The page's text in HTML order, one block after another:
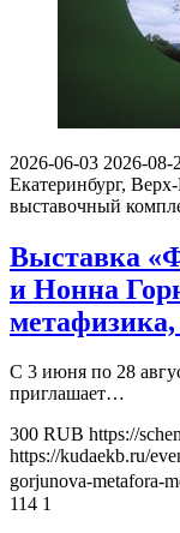
2026-06-03 2026-08-
Екатеринбург,
выставочный
Выставка
и Нонна
С 3 июня по 28
приглашает…
300 RUB https://
https://kudaekb.ru/
gorjunova-metafora-
114 1